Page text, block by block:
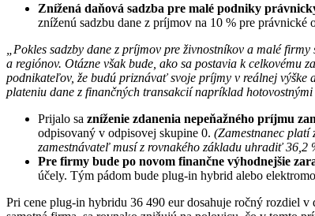
Znížená daňová sadzba pre malé podniky
zníženú sadzbu dane z príjmov na 10 % pre
„Pokles sadzby dane z príjmov pre živnostníkov a malé
a regiónov. Otázne však bude, ako sa postavia k
podnikateľov, že budú priznávať svoje príjmy v reálnej
plateniu dane z finančných transakcií napríklad
Prijalo sa zníženie zdanenia nepeňažného príjmu
odpisovaný v odpisovej skupine 0. (Zamestnanec
zamestnávateľ musí z rovnakého základu uhradiť
Pre firmy bude po novom finančne výhodnejšie
účely. Tým pádom bude plug-in hybrid alebo
Pri cene plug-in hybridu 36 490 eur dosahuje ročný rozdiel